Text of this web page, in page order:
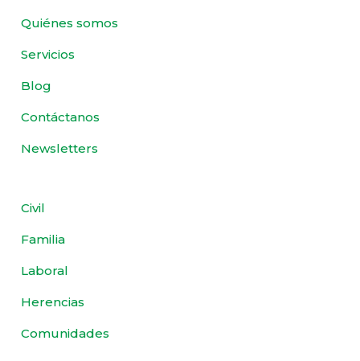
Quiénes somos
Servicios
Blog
Contáctanos
Newsletters
Civil
Familia
Laboral
Herencias
Comunidades